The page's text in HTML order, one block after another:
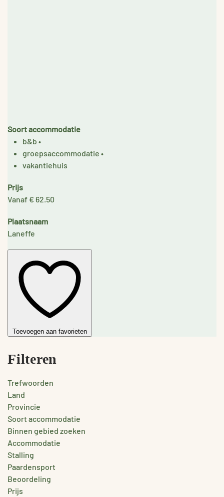
Soort accommodatie
b&b •
groepsaccommodatie •
vakantiehuis
Prijs
Vanaf € 62.50
Plaatsnaam
Laneffe
Toevoegen aan favorieten
Filteren
Trefwoorden
Land
Provincie
Soort accommodatie
Binnen gebied zoeken
Accommodatie
Stalling
Paardensport
Beoordeling
Prijs